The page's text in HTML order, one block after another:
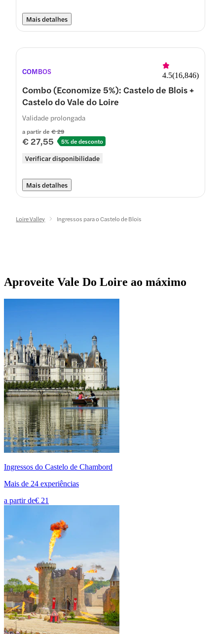
Mais detalhes
COMBOS 4.5(16,846)
Combo (Economize 5%): Castelo de Blois +
Castelo do Vale do Loire
a partir de € 29
€ 27,55 5% de desconto
Verificar disponibilidade
Validade prolongada
Mais detalhes
Loire Valley Ingressos para o Castelo de Blois
Aproveite Vale Do Loire ao máximo
Ingressos do Castelo de Chambord
Mais de 24 experiências
a partir de€ 21